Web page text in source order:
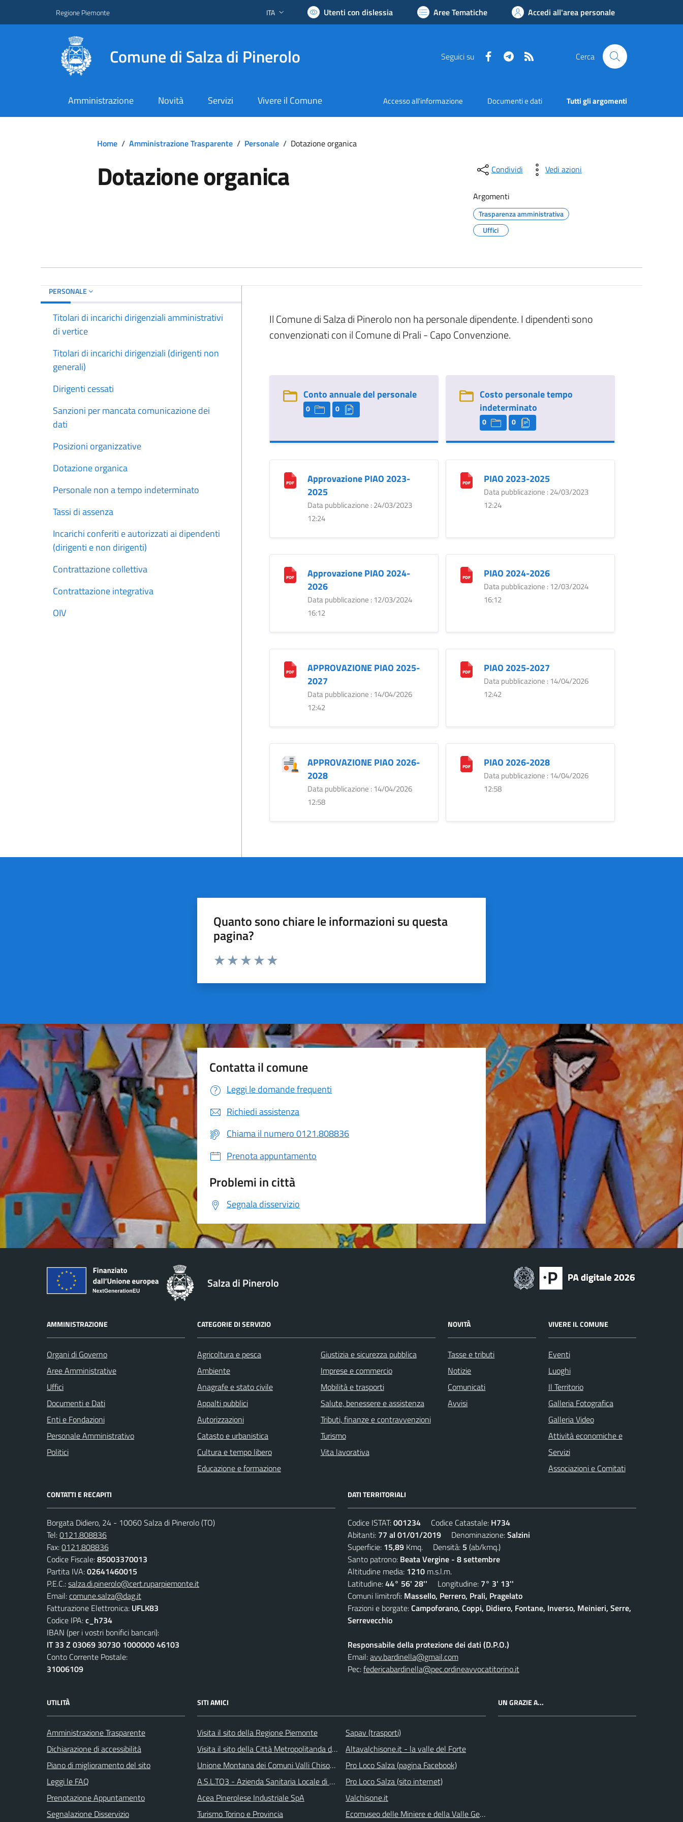
Regione Piemonte Lingua attiva:
ITA Utenti con dislessia Aree Tematiche Accedi all'area personale
Comune di Salza di Pinerolo Seguici su FacebookTelegram Cerca
Amministrazione Novità Servizi Vivere il Comune Accesso all'informazione Documenti e dati Tutti gli argomenti
Home / Amministrazione Trasparente / Personale / Dotazione organica
Dotazione organica Condividi Vedi azioni
Argomenti
Trasparenza amministrativa
Uffici
PERSONALE
Titolari di incarichi dirigenziali amministrativi
di vertice
Titolari di incarichi dirigenziali (dirigenti non
generali)
Dirigenti cessati
Sanzioni per mancata comunicazione dei
dati
Posizioni organizzative
Dotazione organica
Personale non a tempo indeterminato
Tassi di assenza
Incarichi conferiti e autorizzati ai dipendenti
(dirigenti e non dirigenti)
Contrattazione collettiva
Contrattazione integrativa
OIV
Il Comune di Salza di Pinerolo non ha personale dipendente. I dipendenti sono
convenzionati con il Comune di Prali - Capo Convenzione.
Conto annuale del personale
0 0
Costo personale tempo
indeterminato
0 0
Approvazione PIAO 2023-
2025
Data pubblicazione : 24/03/2023
12:24
PIAO 2023-2025
Data pubblicazione : 24/03/2023
12:24
Approvazione PIAO 2024-
2026
Data pubblicazione : 12/03/2024
16:12
PIAO 2024-2026
Data pubblicazione : 12/03/2024
16:12
APPROVAZIONE PIAO 2025-
2027
Data pubblicazione : 14/04/2026
12:42
PIAO 2025-2027
Data pubblicazione : 14/04/2026
12:42
APPROVAZIONE PIAO 2026-
2028
Data pubblicazione : 14/04/2026
12:58
PIAO 2026-2028
Data pubblicazione : 14/04/2026
12:58
Quanto sono chiare le informazioni su questa
pagina?
Valuta da 1 a 5 stelle la pagina
Contatta il comune
Leggi le domande frequenti
Richiedi assistenza
Chiama il numero 0121.808836
Prenota appuntamento
Problemi in città
Segnala disservizio
Salza di Pinerolo
AMMINISTRAZIONE
Organi di Governo
Aree Amministrative
Uffici
Documenti e Dati
Enti e Fondazioni
Personale Amministrativo
Politici
CATEGORIE DI SERVIZIO
Agricoltura e pesca
Ambiente
Anagrafe e stato civile
Appalti pubblici
Autorizzazioni
Catasto e urbanistica
Cultura e tempo libero
Educazione e formazione
Giustizia e sicurezza pubblica
Imprese e commercio
Mobilità e trasporti
Salute, benessere e assistenza
Tributi, finanze e contravvenzioni
Turismo
Vita lavorativa
NOVITÀ
Tasse e tributi
Notizie
Comunicati
Avvisi
VIVERE IL COMUNE
Eventi
Luoghi
Il Territorio
Galleria Fotografica
Galleria Video
Attività economiche e
Servizi
Associazioni e Comitati
CONTATTI E RECAPITI
Borgata Didiero, 24 - 10060 Salza di Pinerolo (TO)
Tel:0121.808836
Fax:0121.808836
Codice Fiscale:85003370013
Partita IVA:02641460015
P.E.C.:salza.di.pinerolo@cert.ruparpiemonte.it
Email:comune.salza@dag.it
Fatturazione Elettronica: UFLK83
Codice IPA:c_h734
IBAN (per i vostri bonifici bancari):
IT 33 Z 03069 30730 1000000 46103
Conto Corrente Postale:
31006109
DATI TERRITORIALI
Codice ISTAT:001234 Codice Catastale: H734
Abitanti: 77 al 01/01/2019 Denominazione:Salzini
Superficie: 15,89 Kmq. Densità: 5 (ab/kmq.)
Santo patrono: Beata Vergine - 8 settembre
Altitudine media: 1210 m.s.l.m.
Latitudine:44° 56' 28'' Longitudine: 7° 3' 13''
Comuni limitrofi: Massello, Perrero, Prali, Pragelato
Frazioni e borgate:Campoforano, Coppi, Didiero, Fontane, Inverso, Meinieri, Serre,
Serrevecchio
Responsabile della protezione dei dati (D.P.O.)
Email:avv.bardinella@gmail.com
Pec:federicabardinella@pec.ordineavvocatitorino.it
UTILITÀ
Amministrazione Trasparente
Dichiarazione di accessibilità
Piano di miglioramento del sito
Leggi le FAQ
Prenotazione Appuntamento
Segnalazione Disservizio
SITI AMICI
Visita il sito della Regione Piemonte
Visita il sito della Città Metropolitanda di Torino
Unione Montana dei Comuni Valli Chisone e Germanasca
A.S.L.TO3 - Azienda Sanitaria Locale di Collegno e Pinerolo
Acea Pinerolese Industriale SpA
Turismo Torino e Provincia
Sapav (trasporti)
Altavalchisone.it - la valle del Forte
Pro Loco Salza (pagina Facebook)
Pro Loco Salza (sito internet)
Valchisone.it
Ecomuseo delle Miniere e della Valle Germanasca
UN GRAZIE A...